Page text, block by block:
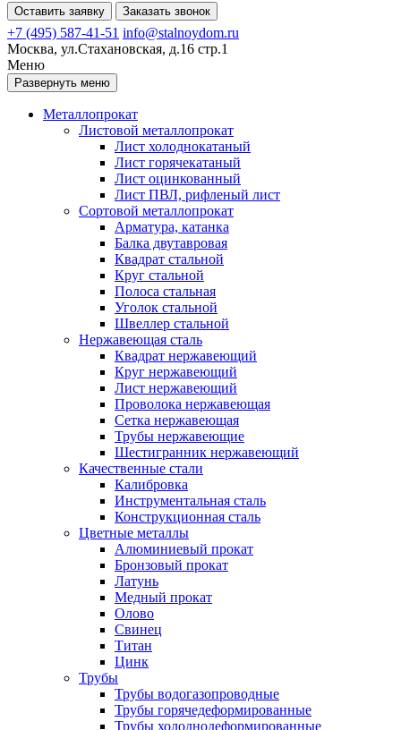
Оставить заявку Заказать звонок
+7 (495) 587-41-51 info@stalnoydom.ru
Москва, ул.Стахановская, д.16 стр.1
Меню
Развернуть меню
Металлопрокат
Листовой металлопрокат
Лист холоднокатаный
Лист горячекатаный
Лист оцинкованный
Лист ПВЛ, рифленый лист
Сортовой металлопрокат
Арматура, катанка
Балка двутавровая
Квадрат стальной
Круг стальной
Полоса стальная
Уголок стальной
Швеллер стальной
Нержавеющая сталь
Квадрат нержавеющий
Круг нержавеющий
Лист нержавеющий
Проволока нержавеющая
Сетка нержавеющая
Трубы нержавеющие
Шестигранник нержавеющий
Качественные стали
Калибровка
Инструментальная сталь
Конструкционная сталь
Цветные металлы
Алюминиевый прокат
Бронзовый прокат
Латунь
Медный прокат
Олово
Свинец
Титан
Цинк
Трубы
Трубы водогазопроводные
Трубы горячедеформированные
Трубы холоднодеформированные